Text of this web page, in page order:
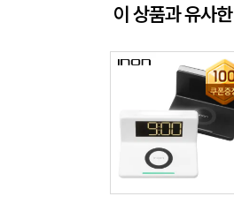
이 상품과 유사한